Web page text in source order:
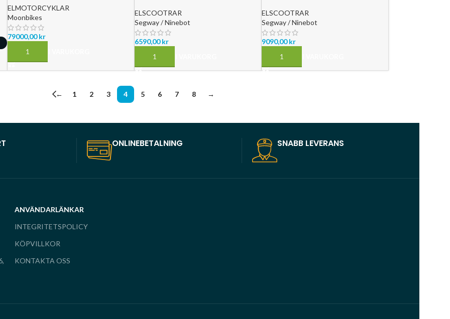
ELMOTORCYKLAR
Moonbikes
79000,00kr
LÄGG TILL I VARUKORG
ELSCOOTRAR
Segway / Ninebot
6590,00kr
LÄGG TILL I VARUKORG
ELSCOOTRAR
Segway / Ninebot
9090,00kr
LÄGG TILL I VARUKORG
← 1 2 3 4 5 6 7 8 →
ONLINEBETALNING SNABB LEVERANS
ANVÄNDARLÄNKAR
INTEGRITETSPOLICY
KÖPVILLKOR
KONTAKTA OSS